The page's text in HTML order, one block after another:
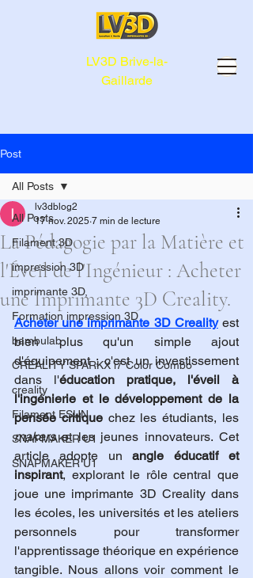
LV3D Brive-la-
Gaillarde
Post
All Posts
Filament 3D
impression 3D
imprimante 3D,
Formation impression 3D
bambulab
CREALITY SPARKX i7 Color Combo
creality
Filament ESUN
SNAPMAKER U1
SNAPMAKER U1
All Posts
La Pédagogie par la Matière et
l'Éveil de l'Ingénieur : Acheter
une Imprimante 3D Creality.
lv3dblog2
17 nov. 2025 7 min de lecture
Acheter une imprimante 3D Creality est
bien plus qu'un simple ajout
d'équipement ; c'est un investissement
dans l'éducation pratique, l'éveil à
l'ingénierie et le développement de la
pensée critique
makers et les jeunes innovateurs. Cet
article adopte un angle éducatif et
inspirant, explorant le rôle central que
joue une imprimante 3D Creality dans
les écoles, les universités et les ateliers
personnels pour transformer
l'apprentissage théorique en expérience
tangible. Nous allons voir comment le